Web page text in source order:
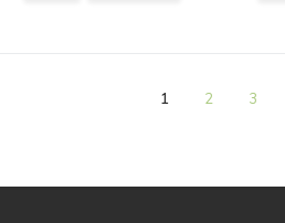
1 2 3